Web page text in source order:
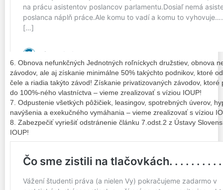
6. Obnova nefunkčných Jednotných roľníckych družstiev, obnova
závodov, ale aj získanie minimálne 50% takýchto podnikov, ktoré
čele a riadia takýto závod! Získanie privatizovaných závodov,
do 100%-ného vlastníctva – vieme zrealizovať s víziou IOUP!
7. Odpustenie všetkých pôžičiek, leasingov, spotrebných úverov,
navýšenia a exekučného vymáhania – vieme zrealizovať s víziou
8. Zabezpečiť vyriešiť odstránenie článku 7.odst.2 z Ústavy
IOUP!